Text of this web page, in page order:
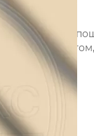
для
в